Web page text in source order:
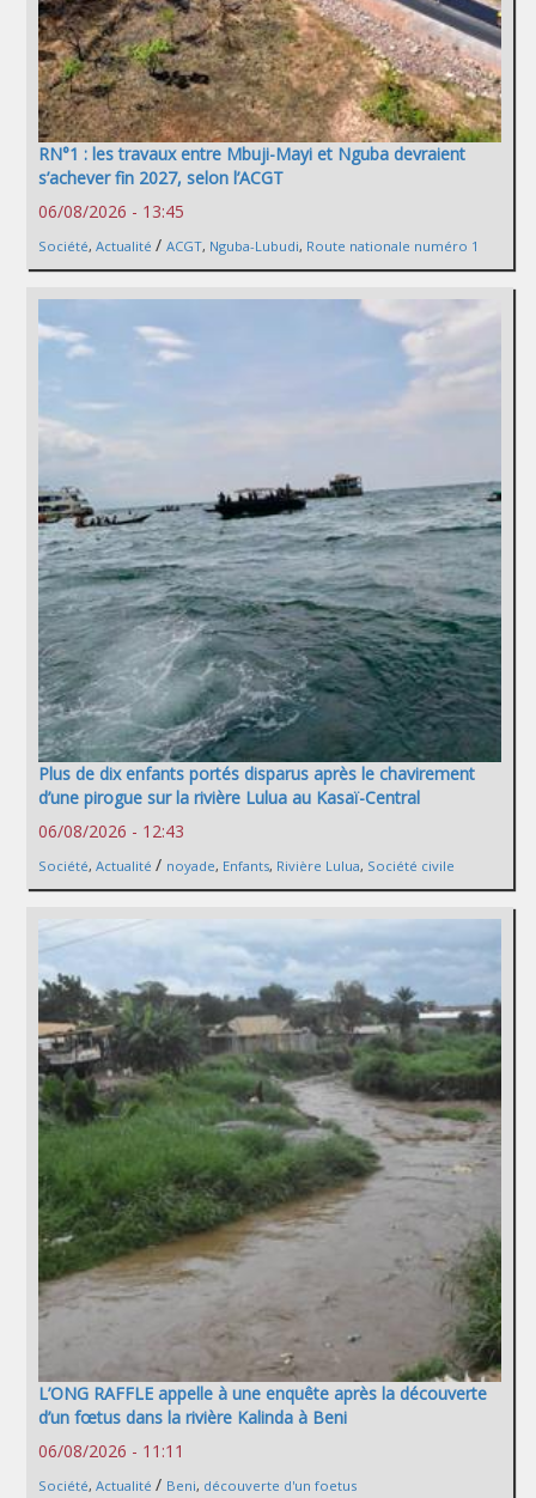
RN°1 : les travaux entre Mbuji-Mayi et Nguba devraient
s’achever fin 2027, selon l’ACGT
06/08/2026 - 13:45
Société, Actualité / ACGT, Nguba-Lubudi, Route nationale numéro 1
Plus de dix enfants portés disparus après le chavirement
d’une pirogue sur la rivière Lulua au Kasaï-Central
06/08/2026 - 12:43
Société, Actualité / noyade, Enfants, Rivière Lulua, Société civile
L’ONG RAFFLE appelle à une enquête après la découverte
d’un fœtus dans la rivière Kalinda à Beni
06/08/2026 - 11:11
Société, Actualité / Beni, découverte d'un foetus